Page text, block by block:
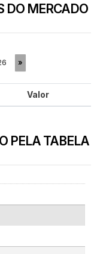
DO MERCADO
»
Valor
PELA TABELA